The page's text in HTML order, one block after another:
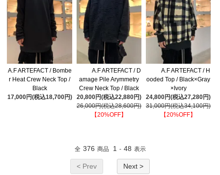
A.F ARTEFACT / Bombe
r Heat Crew Neck Top /
Black
17,000円(税込18,700円)
A.F ARTEFACT / D
amage Pile Arymmetry
Crew Neck Top / Black
20,800円(税込22,880円)
26,000円(税込28,600円)
【20%OFF】
A.F ARTEFACT / H
ooded Top / Black×Gray
×Ivory
24,800円(税込27,280円)
31,000円(税込34,100円)
【20%OFF】
全 376 商品 1 - 48 表示
< Prev Next >